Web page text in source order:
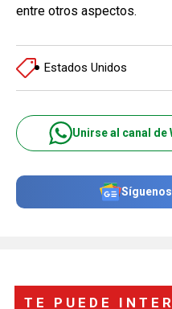
entre otros aspectos.
Estados Unidos
Unirse al canal de
TE PUEDE